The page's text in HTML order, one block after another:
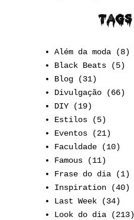
Além da moda
(8)
Black Beats
(5)
Blog
(31)
Divulgação
(66)
DIY
(19)
Estilos
(5)
Eventos
(21)
Faculdade
(10)
Famous
(11)
Frase do dia
(1)
Inspiration
(40)
Last Week
(34)
Look do dia
(213)